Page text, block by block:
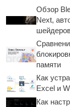
Обзор
Next,
памяти
Как
Excel и
Как